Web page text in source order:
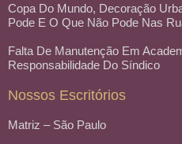
Copa Do Mundo, Decoração
Pode E O Que Não Pode Nas
Falta De Manutenção Em
Responsabilidade Do Síndico
Nossos Escritórios
Matriz – São Paulo